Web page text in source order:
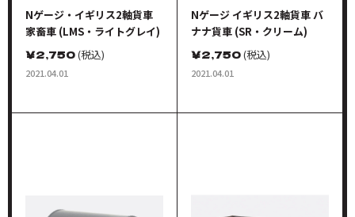
Nゲージ・イギリス2軸貨車
家畜車 (LMS・ライトグレイ)
￥2,750(税込)
2021.04.01
Nゲージ イギリス2軸貨車 バ
ナナ貨車 (SR・クリーム)
￥2,750(税込)
2021.04.01